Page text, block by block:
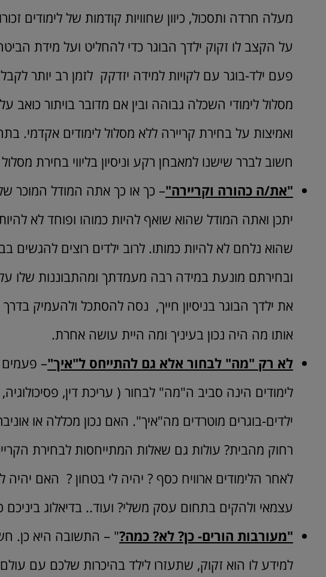
מעלה חרדה ותסכול, כיוון שחוויות קודמות של לימודים
על הקצב לו זקוק ילדך הבוגר כדי להחליט ועל מידת
פעם ילד-בוגר עם לקויות למידה יזדקק לזמן רב יותר
מסלול לימודי השכלה גבוהה ובין אם מדובר בויתור כואב
ואמיצות על בחירת קריירה ללא מסלול לימודים אקדמי.
חשוב לברר שישנו למאבחן רקע וניסיון בליווי בחירת
"את/ה כהורה וקריירה"– כך או כך אתה המודל המוכר
יתכן ואתה המודל שהוא שואף להיות כמוהו ופוחד לא
שהוא נלחם לא להיות כמותו. לרוב ילדים רוצים להגשים
ובחירתם מונעת במידה רבה מעמדתך ומהתבוננות שלו
את ילדך הבוגר בניסיון חייך, נסה להסתכל ולהעמיק
אותו מה היה נכון בעיניך ומה היית עושה אחרת.
לא רק "מה" לבחור אלא גם להתייחס ל"איך"–
לימודים הינה סביב ה"מה" לבחור ( עריכת דין,
ילדים-בוגרים מוטרדים מה"איך". האם נכון מכללה או
רחוק מהבית? עולות גם שאלות המתייחסות לבחירת
לאחר הלימודים ארוויח כסף ? יהיה לי בטחון ? האם יהיה
עצמאי ולהקים בתחום עסק משלי? ועוד.. בדיאלוג ביניכם
"מעורבות הורים- כן? לא? כמה?" – התשובה היא כן.
למידע לו הוא זקוק, שתעזרו לילד בהיכרות שלכם עם